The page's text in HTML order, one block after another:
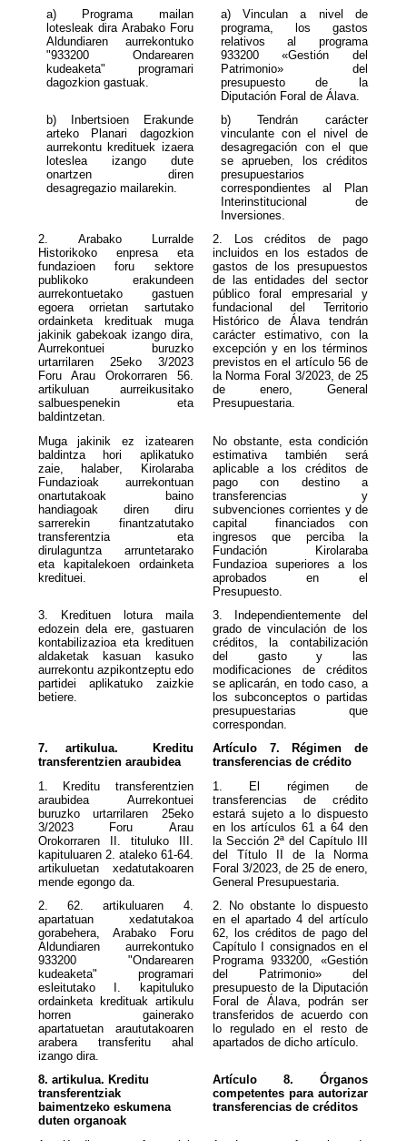
a) Programa mailan
lotesleak dira Arabako Foru
Aldundiaren aurrekontuko
"933200 Ondarearen
kudeaketa" programari
dagozkion gastuak.
a) Vinculan a nivel de
programa, los gastos
relativos al programa
933200 «Gestión del
Patrimonio» del
presupuesto de la
Diputación Foral de Álava.
b) Inbertsioen Erakunde
arteko Planari dagozkion
aurrekontu kredituek izaera
loteslea izango dute
onartzen diren
desagregazio mailarekin.
b) Tendrán carácter
vinculante con el nivel de
desagregación con el que
se aprueben, los créditos
presupuestarios
correspondientes al Plan
Interinstitucional de
Inversiones.
2. Arabako Lurralde
Historikoko enpresa eta
fundazioen foru sektore
publikoko erakundeen
aurrekontuetako gastuen
egoera orrietan sartutako
ordainketa kredituak muga
jakinik gabekoak izango dira,
Aurrekontuei buruzko
urtarrilaren 25eko 3/2023
Foru Arau Orokorraren 56.
artikuluan aurreikusitako
salbuespenekin eta
baldintzetan.
2. Los créditos de pago
incluidos en los estados de
gastos de los presupuestos
de las entidades del sector
público foral empresarial y
fundacional del Territorio
Histórico de Álava tendrán
carácter estimativo, con la
excepción y en los términos
previstos en el artículo 56 de
la Norma Foral 3/2023, de 25
de enero, General
Presupuestaria.
Muga jakinik ez izatearen
baldintza hori aplikatuko
zaie, halaber, Kirolaraba
Fundazioak aurrekontuan
onartutakoak baino
handiagoak diren diru
sarrerekin finantzatutako
transferentzia eta
dirulaguntza arruntetarako
eta kapitalekoen ordainketa
kredituei.
No obstante, esta condición
estimativa también será
aplicable a los créditos de
pago con destino a
transferencias y
subvenciones corrientes y de
capital financiados con
ingresos que perciba la
Fundación Kirolaraba
Fundazioa superiores a los
aprobados en el
Presupuesto.
3. Kredituen lotura maila
edozein dela ere, gastuaren
kontabilizazioa eta kredituen
aldaketak kasuan kasuko
aurrekontu azpikontzeptu edo
partidei aplikatuko zaizkie
betiere.
3. Independientemente del
grado de vinculación de los
créditos, la contabilización
del gasto y las
modificaciones de créditos
se aplicarán, en todo caso, a
los subconceptos o partidas
presupuestarias que
correspondan.
7. artikulua. Kreditu
transferentzien araubidea
Artículo 7. Régimen de
transferencias de crédito
1. Kreditu transferentzien
araubidea Aurrekontuei
buruzko urtarrilaren 25eko
3/2023 Foru Arau
Orokorraren II. tituluko III.
kapituluaren 2. ataleko 61-64.
artikuluetan xedatutakoaren
mende egongo da.
1. El régimen de
transferencias de crédito
estará sujeto a lo dispuesto
en los artículos 61 a 64 den
la Sección 2ª del Capítulo III
del Título II de la Norma
Foral 3/2023, de 25 de enero,
General Presupuestaria.
2. 62. artikuluaren 4.
apartatuan xedatutakoa
gorabehera, Arabako Foru
Aldundiaren aurrekontuko
933200 "Ondarearen
kudeaketa" programari
esleitutako I. kapituluko
ordainketa kredituak artikulu
horren gainerako
apartatuetan araututakoaren
arabera transferitu ahal
izango dira.
2. No obstante lo dispuesto
en el apartado 4 del artículo
62, los créditos de pago del
Capítulo I consignados en el
Programa 933200, «Gestión
del Patrimonio» del
presupuesto de la Diputación
Foral de Álava, podrán ser
transferidos de acuerdo con
lo regulado en el resto de
apartados de dicho artículo.
8. artikulua. Kreditu
transferentziak
baimentzeko eskumena
duten organoak
Artículo 8. Órganos
competentes para autorizar
transferencias de créditos